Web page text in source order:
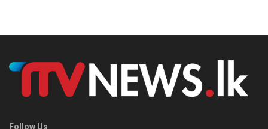
Follow Us